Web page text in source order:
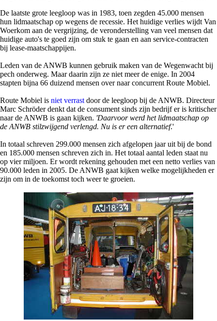
De laatste grote leegloop was in 1983, toen zegden 45.000 mensen
hun lidmaatschap op wegens de recessie. Het huidige verlies wijdt Van
Woerkom aan de vergrijzing, de veronderstelling van veel mensen dat
huidige auto's te goed zijn om stuk te gaan en aan service-contracten
bij lease-maatschappijen.
Leden van de ANWB kunnen gebruik maken van de Wegenwacht bij
pech onderweg. Maar daarin zijn ze niet meer de enige. In 2004
stapten bijna 66 duizend mensen over naar concurrent Route Mobiel.
Route Mobiel is niet verrast door de leegloop bij de ANWB. Directeur
Marc Schröder denkt dat de consument sinds zijn bedrijf er is kritischer
naar de ANWB is gaan kijken. 'Daarvoor werd het lidmaatschap op
de ANWB stilzwijgend verlengd. Nu is er een alternatief.'
In totaal schreven 299.000 mensen zich afgelopen jaar uit bij de bond
en 185.000 mensen schreven zich in. Het totaal aantal leden staat nu
op vier miljoen. Er wordt rekening gehouden met een netto verlies van
90.000 leden in 2005. De ANWB gaat kijken welke mogelijkheden er
zijn om in de toekomst toch weer te groeien.